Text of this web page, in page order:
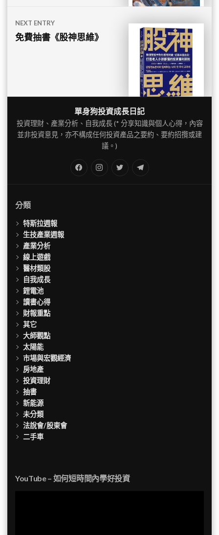
NEXT ENTRY
免費抽書《股神思維》
單身狗投資成長日記
投資理財、產業分析、自我成長 (* 分享知識與個人心得，內容
並非投資意見，亦不構成任何投資產品之要約、要約招攬或建
議。)
Twitter
分類
特斯拉週報
生技產業週報
產業分析
線上遊戲
醫材類股
自我成長
鋰電池
讀書心得
財報重點
其它
大師觀點
太陽能
市場與宏觀經濟
房地產
投資理財
抽書
新能源
未分類
法說會/股東會
二手車
YouTube – 如何短時間內學好投資